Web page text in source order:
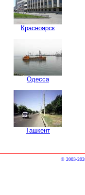
Красноярск
Одесса
Ташкент
© 2003-